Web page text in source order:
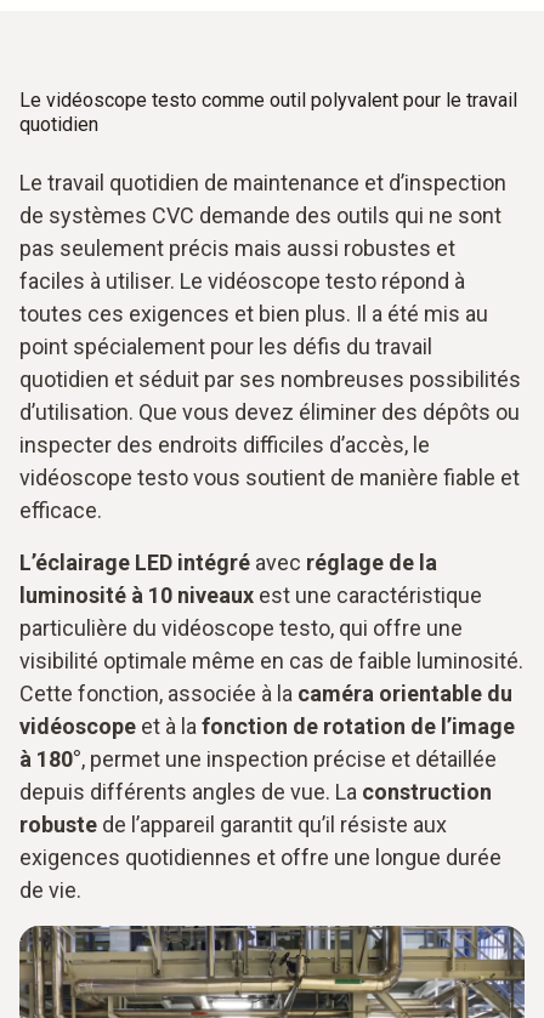
Le vidéoscope testo comme outil polyvalent pour le travail
quotidien
Le travail quotidien de maintenance et d’inspection
de systèmes CVC demande des outils qui ne sont
pas seulement précis mais aussi robustes et
faciles à utiliser. Le vidéoscope testo répond à
toutes ces exigences et bien plus. Il a été mis au
point spécialement pour les défis du travail
quotidien et séduit par ses nombreuses possibilités
d’utilisation. Que vous devez éliminer des dépôts ou
inspecter des endroits difficiles d’accès, le
vidéoscope testo vous soutient de manière fiable et
efficace.
L’éclairage LED intégré avec réglage de la
luminosité à 10 niveaux est une caractéristique
particulière du vidéoscope testo, qui offre une
visibilité optimale même en cas de faible luminosité.
Cette fonction, associée à la caméra orientable du
vidéoscope et à la fonction de rotation de l’image
à 180°, permet une inspection précise et détaillée
depuis différents angles de vue. La construction
robuste de l’appareil garantit qu’il résiste aux
exigences quotidiennes et offre une longue durée
de vie.